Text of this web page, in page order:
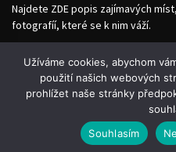
Najdete ZDE popis zajímavých
fotografíí, které se k nim váží.
Facebook
Užíváme cookies, abychom
použití našich webových
prohlížet naše stránky
Souhlasím
Ne